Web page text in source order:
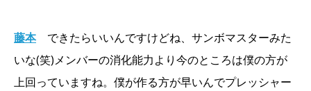
藤本
できたらいいんですけどね、サンボマスターみた
いな(笑)メンバーの消化能力より今のところは僕の方が
上回っていますね。僕が作る方が早いんでプレッシャー